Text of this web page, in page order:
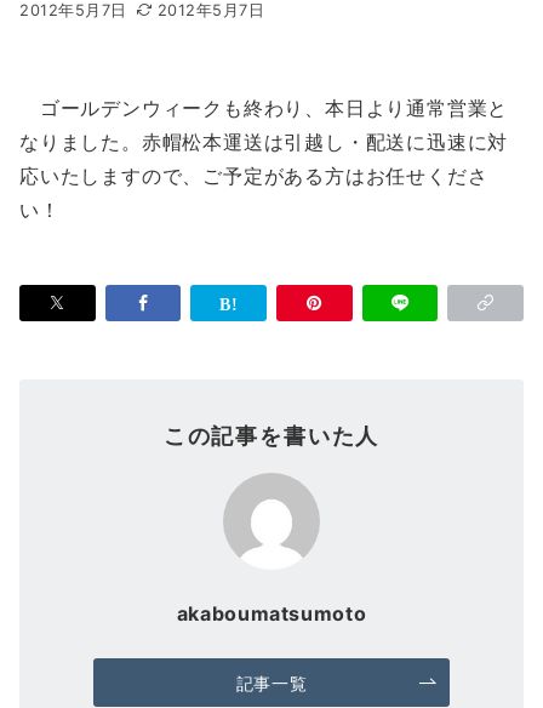
2012年5月7日 2012年5月7日
ゴールデンウィークも終わり、本日より通常営業と
なりました。赤帽松本運送は引越し・配送に迅速に対
応いたしますので、ご予定がある方はお任せくださ
い！
この記事を書いた人
akaboumatsumoto
記事一覧